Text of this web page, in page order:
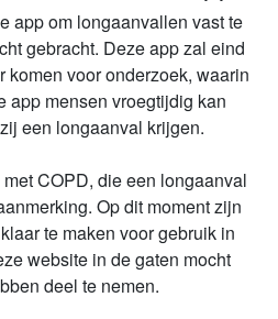
app om longaanvallen vast te
gebracht. Deze app zal eind
komen voor onderzoek, waarin
app mensen vroegtijdig kan
een longaanval krijgen.
COPD, die een longaanval
Op dit moment zijn
te maken voor gebruik in
website in de gaten mocht
deel te nemen.